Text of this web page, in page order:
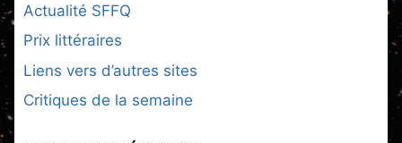
Actualité SFFQ
Prix littéraires
Liens vers d’autres sites
Critiques de la semaine